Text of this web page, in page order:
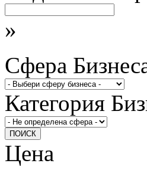
»
Сфера
Категория
ПОИСК
Цена